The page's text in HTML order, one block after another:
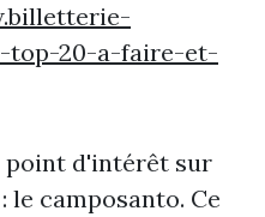
20-a-faire-et-
point d'intérêt sur
le camposanto. Ce